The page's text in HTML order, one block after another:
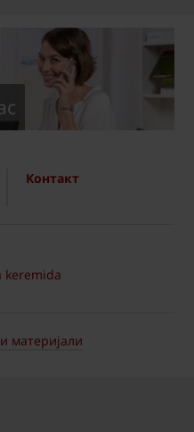
Контакт
keremida
материјали